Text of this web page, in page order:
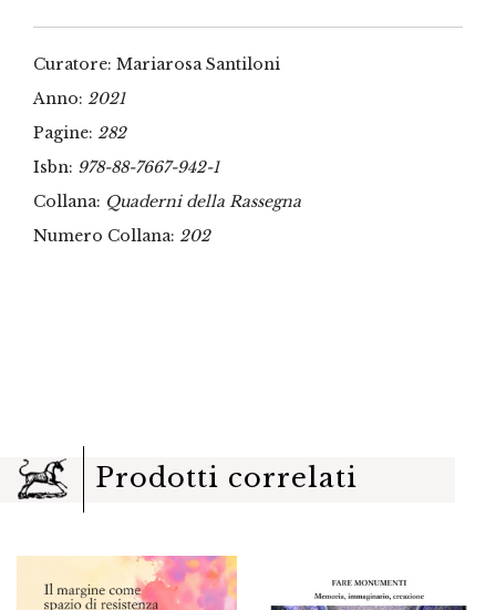
Curatore: Mariarosa Santiloni
Anno: 2021
Pagine: 282
Isbn: 978-88-7667-942-1
Collana: Quaderni della Rassegna
Numero Collana: 202
Prodotti correlati